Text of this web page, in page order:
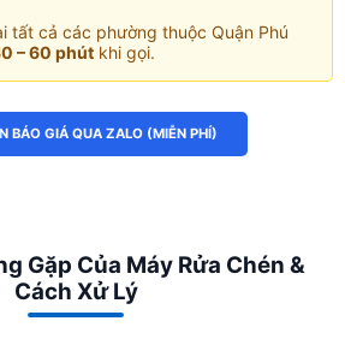
tất cả các phường thuộc Quận Phú
– 60 phút khi gọi.
BÁO GIÁ QUA ZALO (MIỄN PHÍ)
Gặp Của Máy Rửa Chén &
Cách Xử Lý